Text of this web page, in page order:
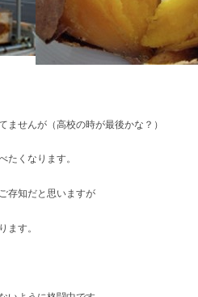
ませんが（高校の時が最後かな？）
たくなります。
存知だと思いますが
ます。